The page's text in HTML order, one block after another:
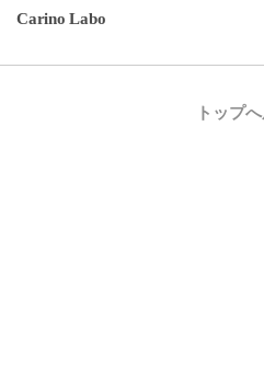
Carino Labo
トップ